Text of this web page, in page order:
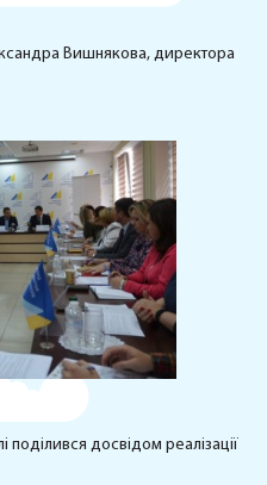
Вишнякова, директора
досвідом реалізації